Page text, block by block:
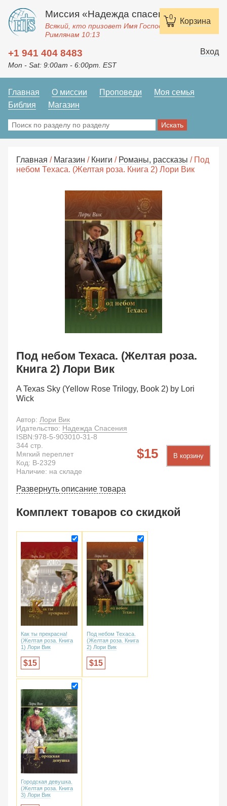
0 Корзина
Миссия «Надежда спасения»
Всякий, кто призовет Имя Господне, спасется.
Римлянам 10:13
+1 941 404 8483
Mon - Sat: 9:00am - 6:00pm. EST
Вход
Главная О миссии Проповеди
Моя семья
Библия
Магазин
Главная / Магазин / Книги / Романы, рассказы / Под
небом Техаса. (Желтая роза. Книга 2) Лори Вик
Под небом Техаса. (Желтая роза.
Книга 2) Лори Вик
A Texas Sky (Yellow Rose Trilogy, Book 2) by Lori
Wick
Автор: Лори Вик
Идательство: Надежда Спасения
15 В корзину
ISBN:978-5-903010-31-8
344 стр.
Мягкий переплет
Код: B-2329
Наличие: на складе
Развернуть описание товара
Комплект товаров со скидкой
Как ты прекрасна!
(Желтая роза. Книга
1) Лори Вик
15
Под небом Техаса.
(Желтая роза. Книга
2) Лори Вик
15
Городская девушка.
(Желтая роза. Книга
3) Лори Вик